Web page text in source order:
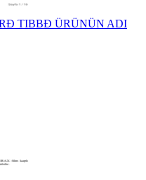
TIBBĐ ÜRÜNÜN ADI